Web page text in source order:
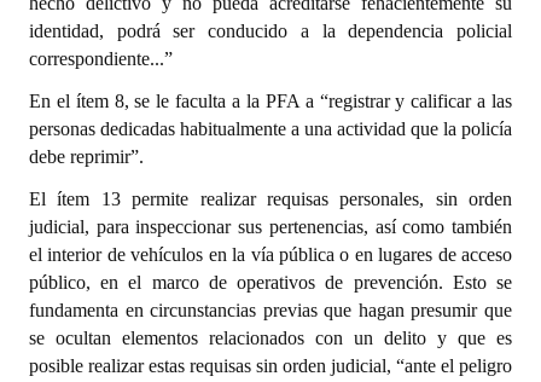
Mujeres que Dejaron Huellas - Registro
Periodistas Decanos - Registro
Ciudadano Ilustre - Registro
Banca del Vecino - Registro
Huéspedes de Honor - Registro
Antiguos Pobladores - Registro
Reconocimientos - Registro
Bariloche, Municipio intercultural
identidad, podrá ser conducido a la dependencia policial
correspondiente...”
En el ítem 8, se le faculta a la PFA a “registrar y calificar a las
personas dedicadas habitualmente a una actividad que la policía
debe reprimir”.
El ítem 13 permite realizar requisas personales, sin orden
judicial, para inspeccionar sus pertenencias, así como también
el interior de vehículos en la vía pública o en lugares de acceso
público, en el marco de operativos de prevención. Esto se
fundamenta en circunstancias previas que hagan presumir que
se ocultan elementos relacionados con un delito y que es
posible realizar estas requisas sin orden judicial, “ante el peligro